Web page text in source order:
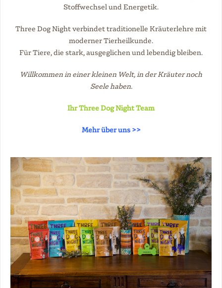
Stoffwechsel und Energetik.
Three Dog Night verbindet traditionelle Kräuterlehre mit
moderner Tierheilkunde.
Für Tiere, die stark, ausgeglichen und lebendig bleiben.
Willkommen in einer kleinen Welt, in der Kräuter noch
Seele haben.
Ihr Three Dog Night Team
Mehr über uns >>